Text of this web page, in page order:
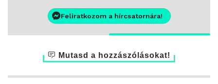
Feliratkozom a hírcsatornára!
Mutasd a hozzászólásokat!